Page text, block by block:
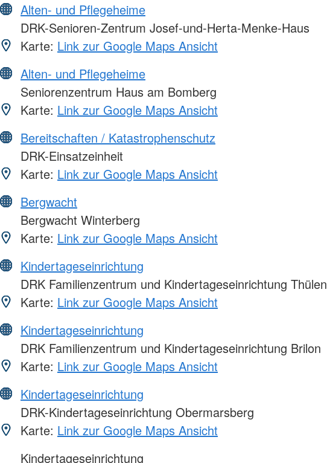
Alten- und Pflegeheime
DRK-Senioren-Zentrum Josef-und-Herta-Menke-Haus
Karte: Link zur Google Maps Ansicht
Alten- und Pflegeheime
Seniorenzentrum Haus am Bomberg
Karte: Link zur Google Maps Ansicht
Bereitschaften / Katastrophenschutz
DRK-Einsatzeinheit
Karte: Link zur Google Maps Ansicht
Bergwacht
Bergwacht Winterberg
Karte: Link zur Google Maps Ansicht
Kindertageseinrichtung
DRK Familienzentrum und Kindertageseinrichtung Thülen
Karte: Link zur Google Maps Ansicht
Kindertageseinrichtung
DRK Familienzentrum und Kindertageseinrichtung Brilon
Karte: Link zur Google Maps Ansicht
Kindertageseinrichtung
DRK-Kindertageseinrichtung Obermarsberg
Karte: Link zur Google Maps Ansicht
Kindertageseinrichtung